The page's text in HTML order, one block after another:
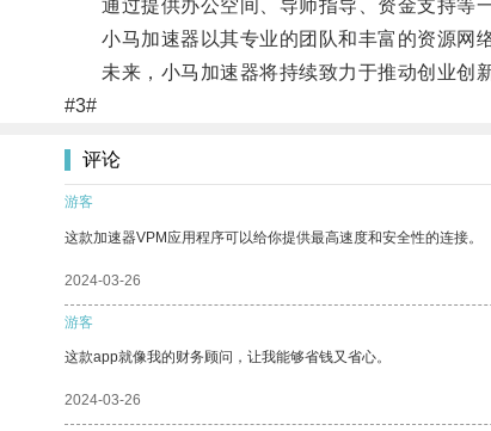
通过提供办公空间、导师指导、资金支持等一
小马加速器以其专业的团队和丰富的资源网络
未来，小马加速器将持续致力于推动创业创新
#3#
评论
游客
这款加速器VPM应用程序可以给你提供最高速度和安全性的连接。
2024-03-26
游客
这款app就像我的财务顾问，让我能够省钱又省心。
2024-03-26